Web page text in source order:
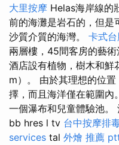
大里按摩 Helas海岸線的
前的海灘是岩石的，但是
沙質介質的海灣。 卡式
兩層樓，45間客房的藝
酒店設有植物，樹木和鮮
m）。 由於其理想的位
擇，而且海洋僅在範圍內
一個瀑布和兒童體驗池
bb hres l tv 台中按摩排
services tal 外燴 推薦